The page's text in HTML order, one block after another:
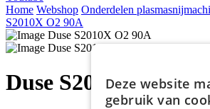
Home Webshop Onderdelen
S2010X O2 90A
Duse S2010X O2
Deze website
gebruik van